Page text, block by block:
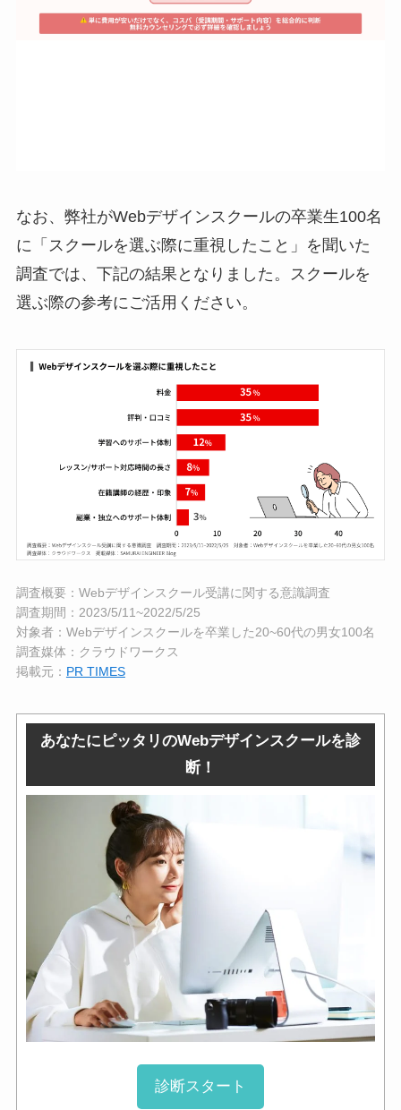
なお、弊社がWebデザインスクールの卒業生100名
に「スクールを選ぶ際に重視したこと」を聞いた
調査では、下記の結果となりました。スクールを
選ぶ際の参考にご活用ください。
調査概要：Webデザインスクール受講に関する意識調査
調査期間：2023/5/11~2022/5/25
対象者：Webデザインスクールを卒業した20~60代の男女100名
調査媒体：クラウドワークス
掲載元： PR TIMES
あなたにピッタリのWebデザインスクールを診
断！
診断スタート